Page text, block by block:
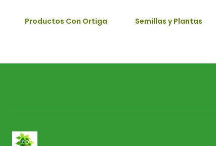
Productos Con Ortiga Semillas y Plantas